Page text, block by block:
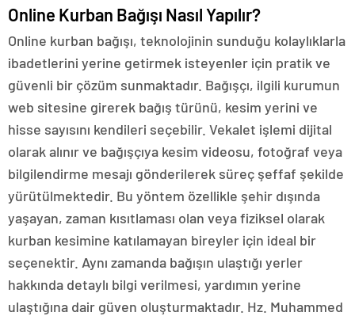
Online Kurban Bağışı Nasıl Yapılır?
Online kurban bağışı, teknolojinin sunduğu kolaylıklarla
ibadetlerini yerine getirmek isteyenler için pratik ve
güvenli bir çözüm sunmaktadır. Bağışçı, ilgili kurumun
web sitesine girerek bağış türünü, kesim yerini ve
hisse sayısını kendileri seçebilir. Vekalet işlemi dijital
olarak alınır ve bağışçıya kesim videosu, fotoğraf veya
bilgilendirme mesajı gönderilerek süreç şeffaf şekilde
yürütülmektedir. Bu yöntem özellikle şehir dışında
yaşayan, zaman kısıtlaması olan veya fiziksel olarak
kurban kesimine katılamayan bireyler için ideal bir
seçenektir. Aynı zamanda bağışın ulaştığı yerler
hakkında detaylı bilgi verilmesi, yardımın yerine
ulaştığına dair güven oluşturmaktadır. Hz. Muhammed